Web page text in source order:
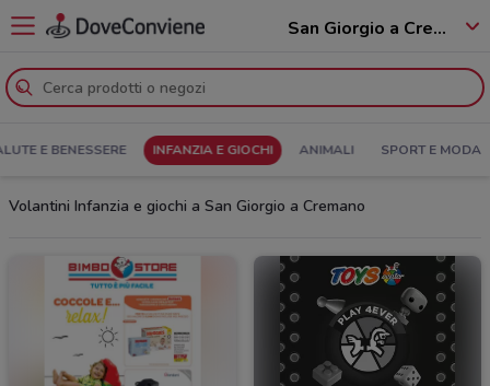
San Giorgio a Cremano - 80046
E BENESSERE INFANZIA E GIOCHI ANIMALI SPORT E MODA
Volantini Infanzia e giochi a San Giorgio a Cremano